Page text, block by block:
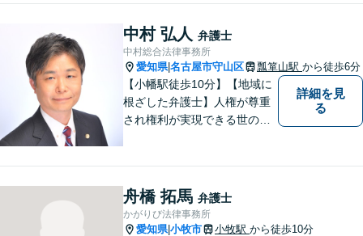
お気軽にご相談ください。
【土日・祝日も予約で対応
可】
中村 弘人 弁護士
中村総合法律事務所
愛知県|名古屋市守山区 瓢箪山駅 から徒歩6分
【小幡駅徒歩10分】【地域に
根ざした弁護士】人権が尊重
され権利が実現できる世の中
故など、幅広く対応可能。
【夜間／休日対応可能】お悩
みの方はどうぞお気軽にご相
詳細を見
る
舟橋 拓馬 弁護士
かがりび法律事務所
愛知県|小牧市 小牧駅 から徒歩10分